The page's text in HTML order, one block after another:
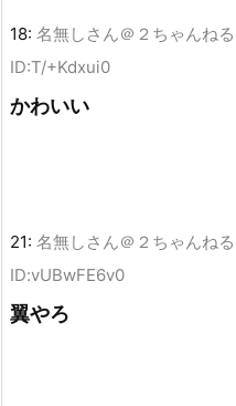
18: 名無しさん＠２ちゃんねる
ID:T/+Kdxui0
かわいい
21: 名無しさん＠２ちゃんねる
ID:vUBwFE6v0
翼やろ